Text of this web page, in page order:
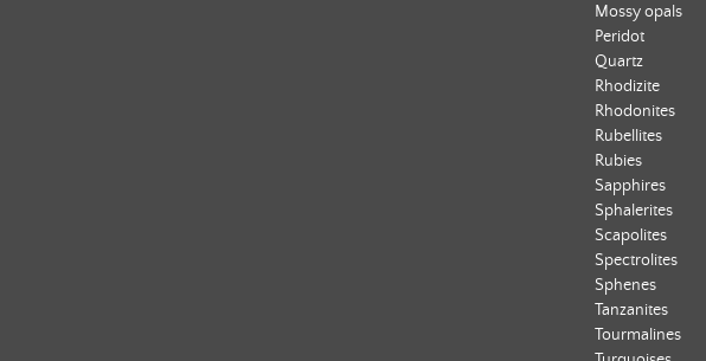
Mossy opals
Peridot
Quartz
Rhodizite
Rhodonites
Rubellites
Rubies
Sapphires
Sphalerites
Scapolites
Spectrolites
Sphenes
Tanzanites
Tourmalines